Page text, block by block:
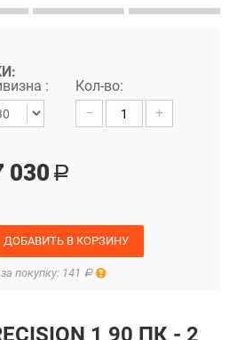
:
Кол-во:
−
+
030 Р
ДОБАВИТЬ В КОРЗИНУ
покупку: 141 Р Правила
1 90 ПК - 2